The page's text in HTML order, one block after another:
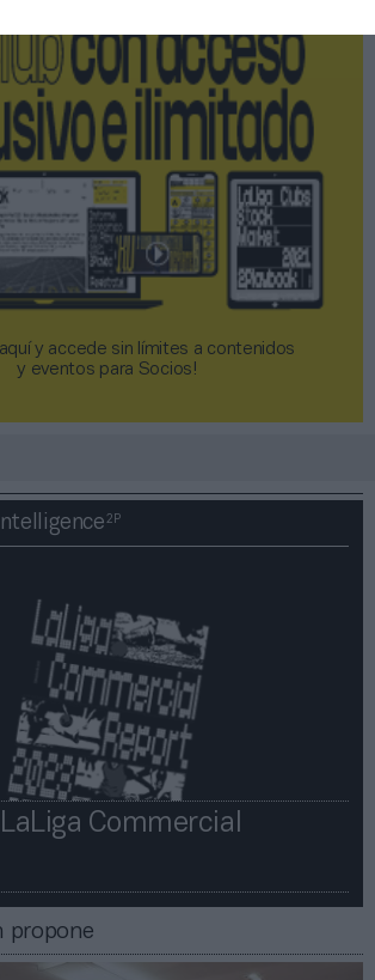
aquí y accede sin límites a contenidos
y eventos para Socios!​​​​​​​
2P
Commercial
propone